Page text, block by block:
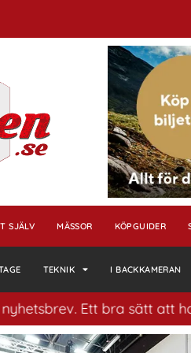
SJÄLV MÄSSOR KÖPGUIDER
TEKNIK I BACKKAMERAN
bra sätt att ha koll på